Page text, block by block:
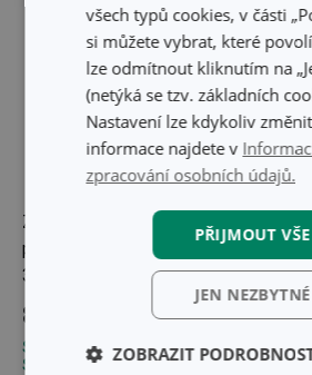
Zásobník na fólie a
papírové utěrky MONTI
33 cm
859 Kč
Skladem v e-shopu
Skladem v 66 prodejnách
-29 %
1 199 Kč
849
všech typů cookies, v části
si můžete vybrat, které
lze odmítnout kliknutím na
(netýká se tzv. základních
Nastavení lze kdykoliv
informace najdete v
zpracování osobních údajů.
PŘIJMOUT VŠE
JEN NEZBYTNÉ
ZOBRAZIT